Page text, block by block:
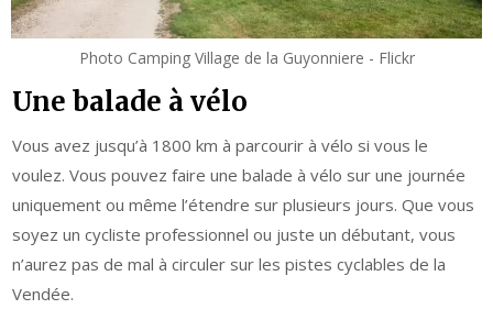
Photo Camping Village de la Guyonniere - Flickr
Une balade à vélo
Vous avez jusqu’à 1800 km à parcourir à vélo si vous le
voulez. Vous pouvez faire une balade à vélo sur une journée
uniquement ou même l’étendre sur plusieurs jours. Que vous
soyez un cycliste professionnel ou juste un débutant, vous
n’aurez pas de mal à circuler sur les pistes cyclables de la
Vendée.